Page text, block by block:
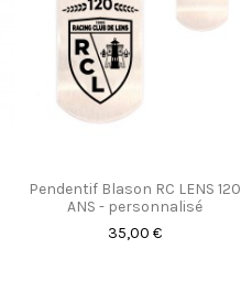
Pendentif Blason RC LENS 120
ANS - personnalisé
35,00 €